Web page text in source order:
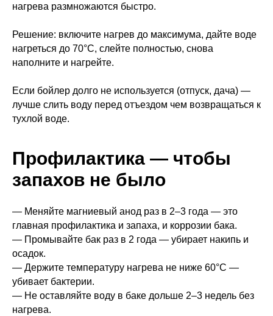
нагрева размножаются быстро.
Решение: включите нагрев до максимума, дайте воде
нагреться до 70°С, слейте полностью, снова
наполните и нагрейте.
Если бойлер долго не используется (отпуск, дача) —
лучше слить воду перед отъездом чем возвращаться к
тухлой воде.
Профилактика — чтобы
запахов не было
— Меняйте магниевый анод раз в 2–3 года — это
главная профилактика и запаха, и коррозии бака.
— Промывайте бак раз в 2 года — убирает накипь и
осадок.
— Держите температуру нагрева не ниже 60°С —
убивает бактерии.
— Не оставляйте воду в баке дольше 2–3 недель без
нагрева.